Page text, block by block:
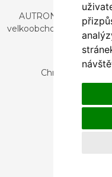
AUTRONIC, s.r.o. je
velkoobchodním
Chrustenice 270,
Nová 366,